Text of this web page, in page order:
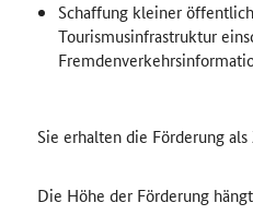
Schaffung kleiner
Tourismusinfrastruktur
Sie erhalten die Förderung als
Die Höhe der Förderung